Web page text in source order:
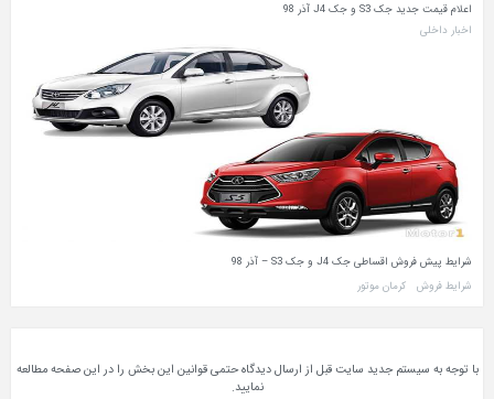
اعلام قیمت جدید جک S3 و جک J4 آذر 98
اخبار داخلی
شرایط پیش فروش اقساطی جک J4 و جک S3 – آذر 98
شرایط فروش
کرمان موتور
با توجه به سیستم جدید سایت قبل از ارسال دیدگاه حتمی قوانین این بخش را در این صفحه مطالعه
نمایید.